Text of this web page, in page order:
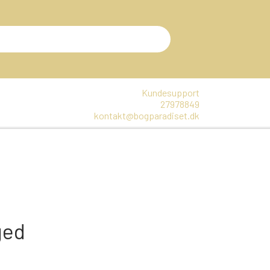
BØGER
Kundesupport
27978849
kontakt@bogparadiset.dk